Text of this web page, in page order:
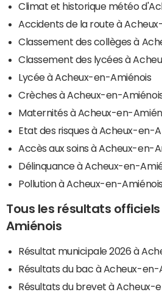
Climat et historique météo
Accidents de la route à
Classement des collèges à
Classement des lycées à
Lycée à Acheux-en-Amiénois
Crèches à Acheux-en-
Maternités à Acheux-en-
Etat des risques à Acheux-en-
Accès aux soins à Acheux-en-
Délinquance à Acheux-en-
Pollution à Acheux-en-Amiénois
Tous les résultats
Amiénois
Résultat municipale 2026 à
Résultats du bac à Acheux-en-
Résultats du brevet à Acheux-